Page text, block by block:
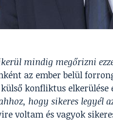
mindig megőrizni
az ember belül
konfliktus elkerülése
hogy sikeres legyél
voltam és vagyok